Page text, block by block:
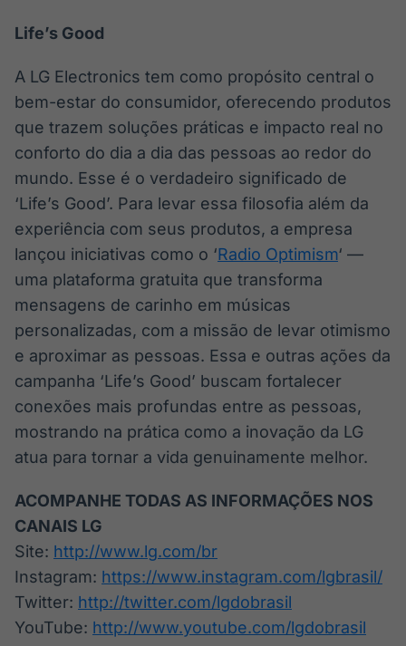
Life’s Good
A LG Electronics tem como propósito central o
bem-estar do consumidor, oferecendo produtos
que trazem soluções práticas e impacto real no
conforto do dia a dia das pessoas ao redor do
mundo. Esse é o verdadeiro significado de
‘Life’s Good’. Para levar essa filosofia além da
experiência com seus produtos, a empresa
lançou iniciativas como o ‘Radio Optimism‘ —
uma plataforma gratuita que transforma
mensagens de carinho em músicas
personalizadas, com a missão de levar otimismo
e aproximar as pessoas. Essa e outras ações da
campanha ‘Life’s Good’ buscam fortalecer
conexões mais profundas entre as pessoas,
mostrando na prática como a inovação da LG
atua para tornar a vida genuinamente melhor.
ACOMPANHE TODAS AS INFORMAÇÕES NOS
CANAIS LG
Site: http://www.lg.com/br
Instagram: https://www.instagram.com/lgbrasil/
Twitter: http://twitter.com/lgdobrasil
YouTube: http://www.youtube.com/lgdobrasil